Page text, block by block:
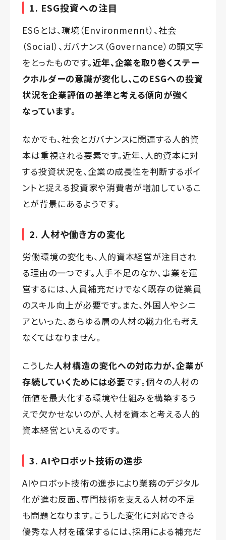
1. ESG投資への注目
ESGとは、環境（Environmennt）、社会
（Social）、ガバナンス（Governance）の頭文字
をとったものです。近年、企業を取り巻くステー
クホルダーの意識が変化し、このESGへの投資
状況を企業評価の基準と考える傾向が強く
なっています。
なかでも、社会とガバナンスに関連する人的資
本は重視される要素です。近年、人的資本に対
する投資状況を、企業の成長性を判断するポイ
ントと捉える投資家や消費者が増加しているこ
とが背景にあるようです。
2. 人材や働き方の変化
労働環境の変化も、人的資本経営が注目され
る理由の一つです。人手不足のなか、事業を運
営するには、人員補充だけでなく既存の従業員
のスキル向上が必要です。また、外国人やシニ
アといった、あらゆる層の人材の戦力化も考え
なくてはなりません。
こうした人材構造の変化への対応力が、企業が
存続していくためには必要です。個々の人材の
価値を最大化する環境や仕組みを構築するう
えで欠かせないのが、人材を資本と考える人的
資本経営といえるのです。
3. AIやロボット技術の進歩
AIやロボット技術の進歩により業務のデジタル
化が進む反面、専門技術を支える人材の不足
も問題となります。こうした変化に対応できる
優秀な人材を確保するには、採用による補充だ